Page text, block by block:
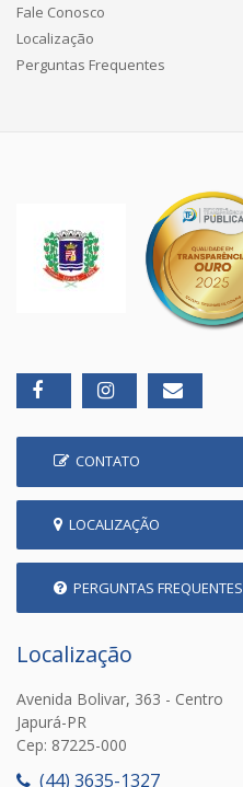
Fale Conosco
Localização
Perguntas Frequentes
CONTATO
LOCALIZAÇÃO
PERGUNTAS FREQUENTES
Localização
Avenida Bolivar, 363 - Centro
Japurá-PR
Cep: 87225-000
(44) 3635-1327